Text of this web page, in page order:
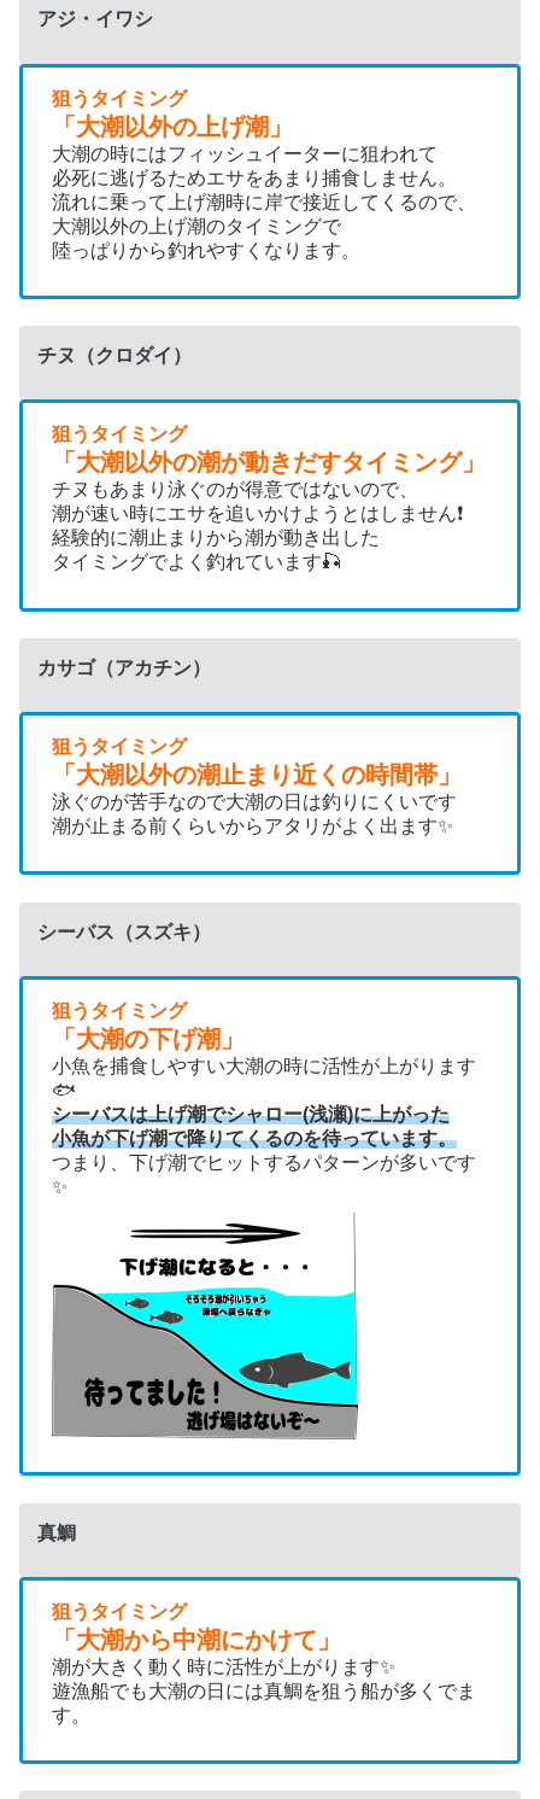
アジ・イワシ
狙うタイミング
「大潮以外の上げ潮」
大潮の時にはフィッシュイーターに狙われて
必死に逃げるためエサをあまり捕食しません。
流れに乗って上げ潮時に岸で接近してくるので、
大潮以外の上げ潮のタイミングで
陸っぱりから釣れやすくなります。
チヌ（クロダイ）
狙うタイミング
「大潮以外の潮が動きだすタイミング」
チヌもあまり泳ぐのが得意ではないので、
潮が速い時にエサを追いかけようとはしません❗️
経験的に潮止まりから潮が動き出した
タイミングでよく釣れています🎣
カサゴ（アカチン）
狙うタイミング
「大潮以外の潮止まり近くの時間帯」
泳ぐのが苦手なので大潮の日は釣りにくいです
潮が止まる前くらいからアタリがよく出ます✨
シーバス（スズキ）
狙うタイミング
「大潮の下げ潮」
小魚を捕食しやすい大潮の時に活性が上がります
🐟
シーバスは上げ潮でシャロー(浅瀬)に上がった
小魚が下げ潮で降りてくるのを待っています。
つまり、下げ潮でヒットするパターンが多いです
✨
真鯛
狙うタイミング
「大潮から中潮にかけて」
潮が大きく動く時に活性が上がります✨
遊漁船でも大潮の日には真鯛を狙う船が多くでま
す。